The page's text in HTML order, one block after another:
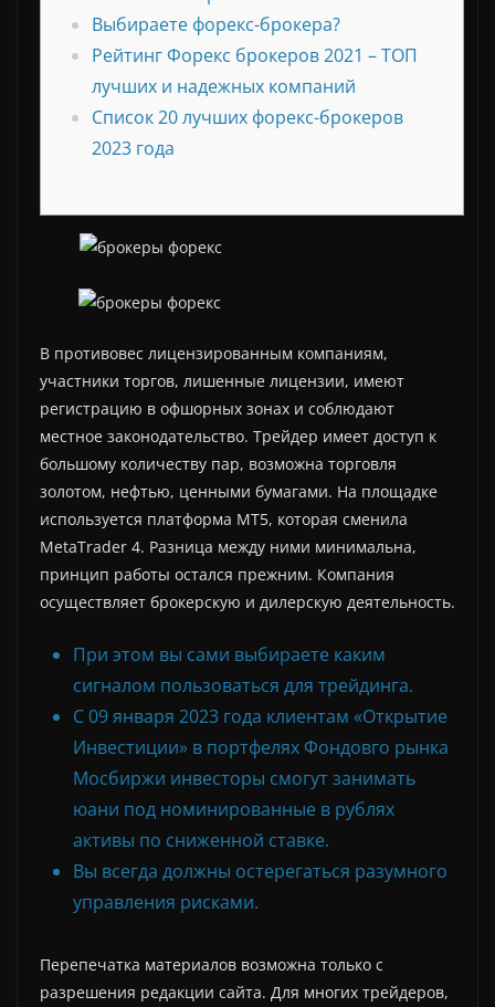
Выбираете форекс-брокера?
Рейтинг Форекс брокеров 2021 – ТОП
лучших и надежных компаний
Список 20 лучших форекс-брокеров
2023 года
В противовес лицензированным компаниям,
участники торгов, лишенные лицензии, имеют
регистрацию в офшорных зонах и соблюдают
местное законодательство. Трейдер имеет доступ к
большому количеству пар, возможна торговля
золотом, нефтью, ценными бумагами. На площадке
используется платформа MT5, которая сменила
MetaTrader 4. Разница между ними минимальна,
принцип работы остался прежним. Компания
осуществляет брокерскую и дилерскую деятельность.
При этом вы сами выбираете каким
сигналом пользоваться для трейдинга.
С 09 января 2023 года клиентам «Открытие
Инвестиции» в портфелях Фондовго рынка
Мосбиржи инвесторы смогут занимать
юани под номинированные в рублях
активы по сниженной ставке.
Вы всегда должны остерегаться разумного
управления рисками.
Перепечатка материалов возможна только с
разрешения редакции сайта. Для многих трейдеров,